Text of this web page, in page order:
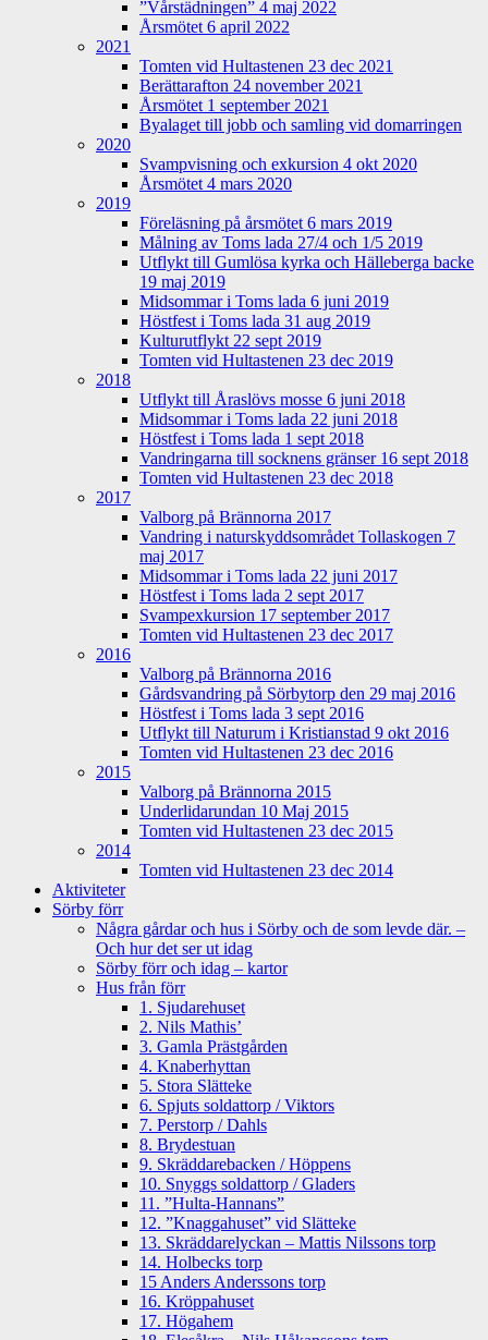
”Vårstädningen” 4 maj 2022
Årsmötet 6 april 2022
2021
Tomten vid Hultastenen 23 dec 2021
Berättarafton 24 november 2021
Årsmötet 1 september 2021
Byalaget till jobb och samling vid domarringen
2020
Svampvisning och exkursion 4 okt 2020
Årsmötet 4 mars 2020
2019
Föreläsning på årsmötet 6 mars 2019
Målning av Toms lada 27/4 och 1/5 2019
Utflykt till Gumlösa kyrka och Hälleberga backe
19 maj 2019
Midsommar i Toms lada 6 juni 2019
Höstfest i Toms lada 31 aug 2019
Kulturutflykt 22 sept 2019
Tomten vid Hultastenen 23 dec 2019
2018
Utflykt till Åraslövs mosse 6 juni 2018
Midsommar i Toms lada 22 juni 2018
Höstfest i Toms lada 1 sept 2018
Vandringarna till socknens gränser 16 sept 2018
Tomten vid Hultastenen 23 dec 2018
2017
Valborg på Brännorna 2017
Vandring i naturskyddsområdet Tollaskogen 7
maj 2017
Midsommar i Toms lada 22 juni 2017
Höstfest i Toms lada 2 sept 2017
Svampexkursion 17 september 2017
Tomten vid Hultastenen 23 dec 2017
2016
Valborg på Brännorna 2016
Gårdsvandring på Sörbytorp den 29 maj 2016
Höstfest i Toms lada 3 sept 2016
Utflykt till Naturum i Kristianstad 9 okt 2016
Tomten vid Hultastenen 23 dec 2016
2015
Valborg på Brännorna 2015
Underlidarundan 10 Maj 2015
Tomten vid Hultastenen 23 dec 2015
2014
Tomten vid Hultastenen 23 dec 2014
Aktiviteter
Sörby förr
Några gårdar och hus i Sörby och de som levde där. –
Och hur det ser ut idag
Sörby förr och idag – kartor
Hus från förr
1. Sjudarehuset
2. Nils Mathis’
3. Gamla Prästgården
4. Knaberhyttan
5. Stora Slätteke
6. Spjuts soldattorp / Viktors
7. Perstorp / Dahls
8. Brydestuan
9. Skräddarebacken / Höppens
10. Snyggs soldattorp / Gladers
11. ”Hulta-Hannans”
12. ”Knaggahuset” vid Slätteke
13. Skräddarelyckan – Mattis Nilssons torp
14. Holbecks torp
15 Anders Anderssons torp
16. Kröppahuset
17. Högahem